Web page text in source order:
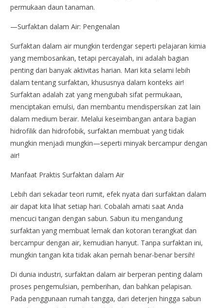
permukaan daun tanaman.
—Surfaktan dalam Air: Pengenalan
Surfaktan dalam air mungkin terdengar seperti pelajaran kimia
yang membosankan, tetapi percayalah, ini adalah bagian
penting dari banyak aktivitas harian. Mari kita selami lebih
dalam tentang surfaktan, khususnya dalam konteks air!
Surfaktan adalah zat yang mengubah sifat permukaan,
menciptakan emulsi, dan membantu mendispersikan zat lain
dalam medium berair. Melalui keseimbangan antara bagian
hidrofilik dan hidrofobik, surfaktan membuat yang tidak
mungkin menjadi mungkin—seperti minyak bercampur dengan
air!
Manfaat Praktis Surfaktan dalam Air
Lebih dari sekadar teori rumit, efek nyata dari surfaktan dalam
air dapat kita lihat setiap hari. Cobalah amati saat Anda
mencuci tangan dengan sabun. Sabun itu mengandung
surfaktan yang membuat lemak dan kotoran terangkat dan
bercampur dengan air, kemudian hanyut. Tanpa surfaktan ini,
mungkin tangan kita tidak akan pernah benar-benar bersih!
Di dunia industri, surfaktan dalam air berperan penting dalam
proses pengemulsian, pemberihan, dan bahkan pelapisan.
Pada penggunaan rumah tangga, dari deterjen hingga sabun